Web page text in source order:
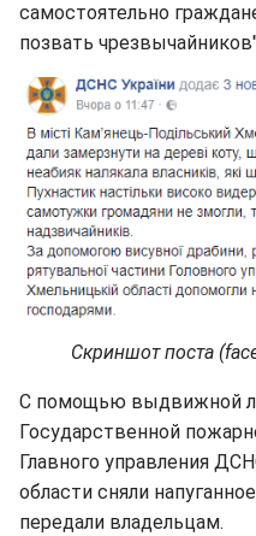
самостоятельно
позвать
Скриншот поста
С помощью выдвижной
Государственной
Главного управления
области сняли
передали владельцам.